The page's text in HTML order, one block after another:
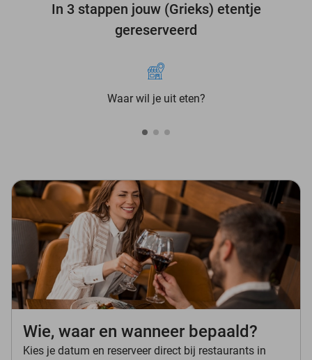
In 3 stappen jouw (Grieks) etentje
gereserveerd
Waar wil je uit eten?
Wie, waar en wanneer bepaald?
Kies je datum en reserveer direct bij restaurants in